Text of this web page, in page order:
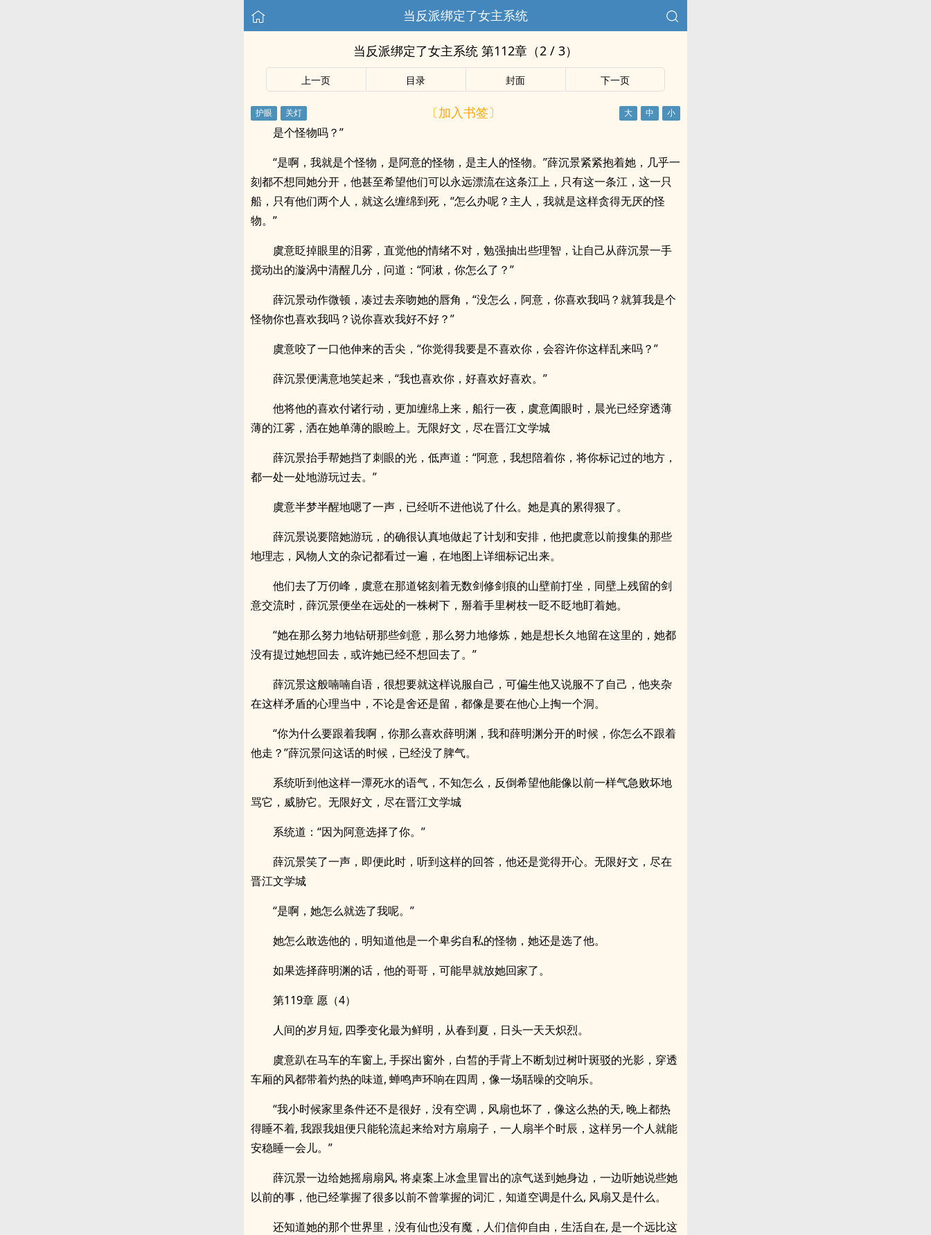
当反派绑定了女主系统
当反派绑定了女主系统 第112章（2 / 3）
上一页 目录 封面 下一页
〔加入书签〕
是个怪物吗？”
“是啊，我就是个怪物，是阿意的怪物，是主人的怪物。”薛沉景紧紧抱着她，几乎一
刻都不想同她分开，他甚至希望他们可以永远漂流在这条江上，只有这一条江，这一只
船，只有他们两个人，就这么缠绵到死，“怎么办呢？主人，我就是这样贪得无厌的怪
物。”
虞意眨掉眼里的泪雾，直觉他的情绪不对，勉强抽出些理智，让自己从薛沉景一手
搅动出的漩涡中清醒几分，问道：“阿湫，你怎么了？”
薛沉景动作微顿，凑过去亲吻她的唇角，“没怎么，阿意，你喜欢我吗？就算我是个
怪物你也喜欢我吗？说你喜欢我好不好？”
虞意咬了一口他伸来的舌尖，“你觉得我要是不喜欢你，会容许你这样乱来吗？”
薛沉景便满意地笑起来，“我也喜欢你，好喜欢好喜欢。”
他将他的喜欢付诸行动，更加缠绵上来，船行一夜，虞意阖眼时，晨光已经穿透薄
薄的江雾，洒在她单薄的眼睑上。无限好文，尽在晋江文学城
薛沉景抬手帮她挡了刺眼的光，低声道：“阿意，我想陪着你，将你标记过的地方，
都一处一处地游玩过去。”
虞意半梦半醒地嗯了一声，已经听不进他说了什么。她是真的累得狠了。
薛沉景说要陪她游玩，的确很认真地做起了计划和安排，他把虞意以前搜集的那些
地理志，风物人文的杂记都看过一遍，在地图上详细标记出来。
他们去了万仞峰，虞意在那道铭刻着无数剑修剑痕的山壁前打坐，同壁上残留的剑
意交流时，薛沉景便坐在远处的一株树下，掰着手里树枝一眨不眨地盯着她。
“她在那么努力地钻研那些剑意，那么努力地修炼，她是想长久地留在这里的，她都
没有提过她想回去，或许她已经不想回去了。”
薛沉景这般喃喃自语，很想要就这样说服自己，可偏生他又说服不了自己，他夹杂
在这样矛盾的心理当中，不论是舍还是留，都像是要在他心上掏一个洞。
“你为什么要跟着我啊，你那么喜欢薛明渊，我和薛明渊分开的时候，你怎么不跟着
他走？”薛沉景问这话的时候，已经没了脾气。
系统听到他这样一潭死水的语气，不知怎么，反倒希望他能像以前一样气急败坏地
骂它，威胁它。无限好文，尽在晋江文学城
系统道：“因为阿意选择了你。”
薛沉景笑了一声，即便此时，听到这样的回答，他还是觉得开心。无限好文，尽在
晋江文学城
“是啊，她怎么就选了我呢。”
她怎么敢选他的，明知道他是一个卑劣自私的怪物，她还是选了他。
如果选择薛明渊的话，他的哥哥，可能早就放她回家了。
第119章 愿（4）
人间的岁月短, 四季变化最为鲜明，从春到夏，日头一天天炽烈。
虞意趴在马车的车窗上, 手探出窗外，白皙的手背上不断划过树叶斑驳的光影，穿透
车厢的风都带着灼热的味道, 蝉鸣声环响在四周，像一场聒噪的交响乐。
“我小时候家里条件还不是很好，没有空调，风扇也坏了，像这么热的天, 晚上都热
得睡不着, 我跟我姐便只能轮流起来给对方扇扇子，一人扇半个时辰，这样另一个人就能
安稳睡一会儿。”
薛沉景一边给她摇扇扇风, 将桌案上冰盒里冒出的凉气送到她身边，一边听她说些她
以前的事，他已经掌握了很多以前不曾掌握的词汇，知道空调是什么, 风扇又是什么。
还知道她的那个世界里，没有仙也没有魔，人们信仰自由，生活自在, 是一个远比这